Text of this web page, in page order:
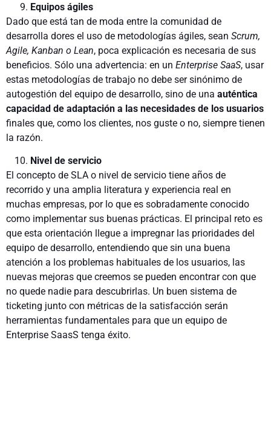
Equipos ágiles
Dado que está tan de moda entre la comunidad de
desarrolla­ dores el uso de metodologías ágiles, sean Scrum,
Agile, Kanban o Lean, poca explicación es necesaria de sus
beneficios. Sólo una advertencia: en un Enterprise SaaS, usar
estas metodologías de trabajo no debe ser sinónimo de
autogestión del equipo de desarrollo, sino de una auténtica
capacidad de adaptación a las necesidades de los usuarios
finales que, como los clientes, nos guste o no, siempre tienen
la razón.
Nivel de servicio
El concepto de SLA o nivel de servicio tiene años de
recorrido y una amplia literatura y experiencia real en
muchas empresas, por lo que es sobradamente conocido
como implementar sus buenas prácticas. El principal reto es
que esta orientación llegue a impregnar las prioridades del
equipo de desarrollo, enten­diendo que sin una buena
atención a los problemas habitua­les de los usuarios, las
nuevas mejoras que creemos se pueden encontrar con que
no quede nadie para descubrirlas. Un buen sistema de
ticketing junto con métricas de la satisfacción serán
herramientas fundamentales para que un equipo de
Enterprise SaasS tenga éxito.